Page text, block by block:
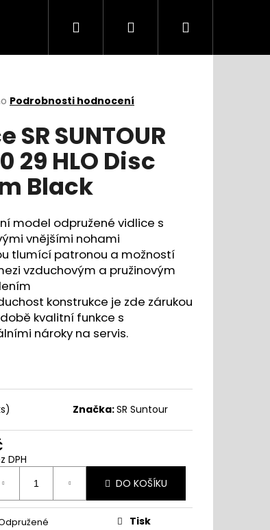
Hledat PřihlášeníNákupní
Podrobnosti hodnocení
SR SUNTOUR
29 HLO Disc
Black
model odpružené vidlice s
vnějšími nohami
tlumící patronou a možností
vzduchovým a pružinovým
konstrukce je zde zárukou
kvalitní funkce s
nároky na servis.
) Značka:SR Suntour
DPH
DO KOŠÍKU
Tisk